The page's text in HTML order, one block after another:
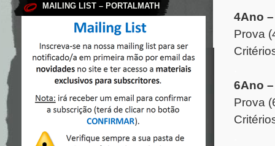
MAILING LIST – PORTALMATH
4Ano
Prova
6Ano
Prova